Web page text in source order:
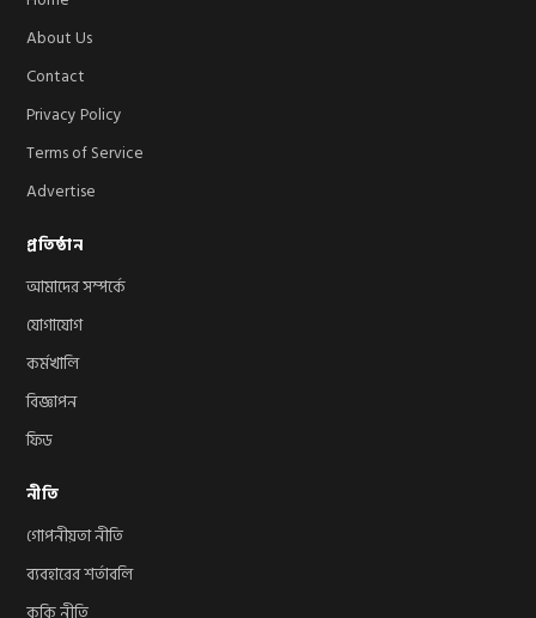
About Us
Contact
Privacy Policy
Terms of Service
Advertise
প্রতিষ্ঠান
আমাদের সম্পর্কে
যোগাযোগ
কর্মখালি
বিজ্ঞাপন
ফিড
নীতি
গোপনীয়তা নীতি
ব্যবহারের শর্তাবলি